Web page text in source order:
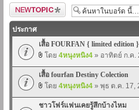
ตั้งกระทู้ใหม่
ประกาศ
เสื้อ FOURFAN { limited
โดย 4หนุงหนิง4 » อาทิตย์ ก.ค.
เสื้อ fourfan Destiny Colection
โดย 4หนุงหนิง4 » พุธ ต.ค. 17,
ชาวโฟร์แฟนเคยรู้สึกบ้างไหม